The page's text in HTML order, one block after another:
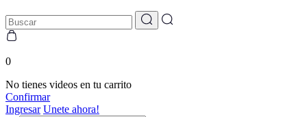
0
No tienes videos en tu carrito
Confirmar
Ingresar Unete ahora!